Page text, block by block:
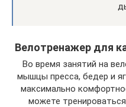
Велотренажер для
Во время занятий на
мышцы пресса, бедер и
максимально
можете